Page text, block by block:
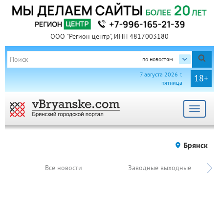
ООО "Регион центр", ИНН 4817003180
по новостям
18+
7 августа 2026 г.
пятница
Toggle
Брянск
Все новости Заводные выходные